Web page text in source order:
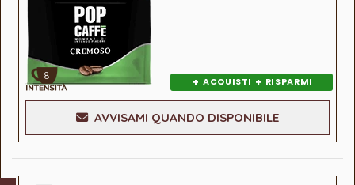
8 + ACQUISTI + RISPARMI
AVVISAMI QUANDO DISPONIBILE